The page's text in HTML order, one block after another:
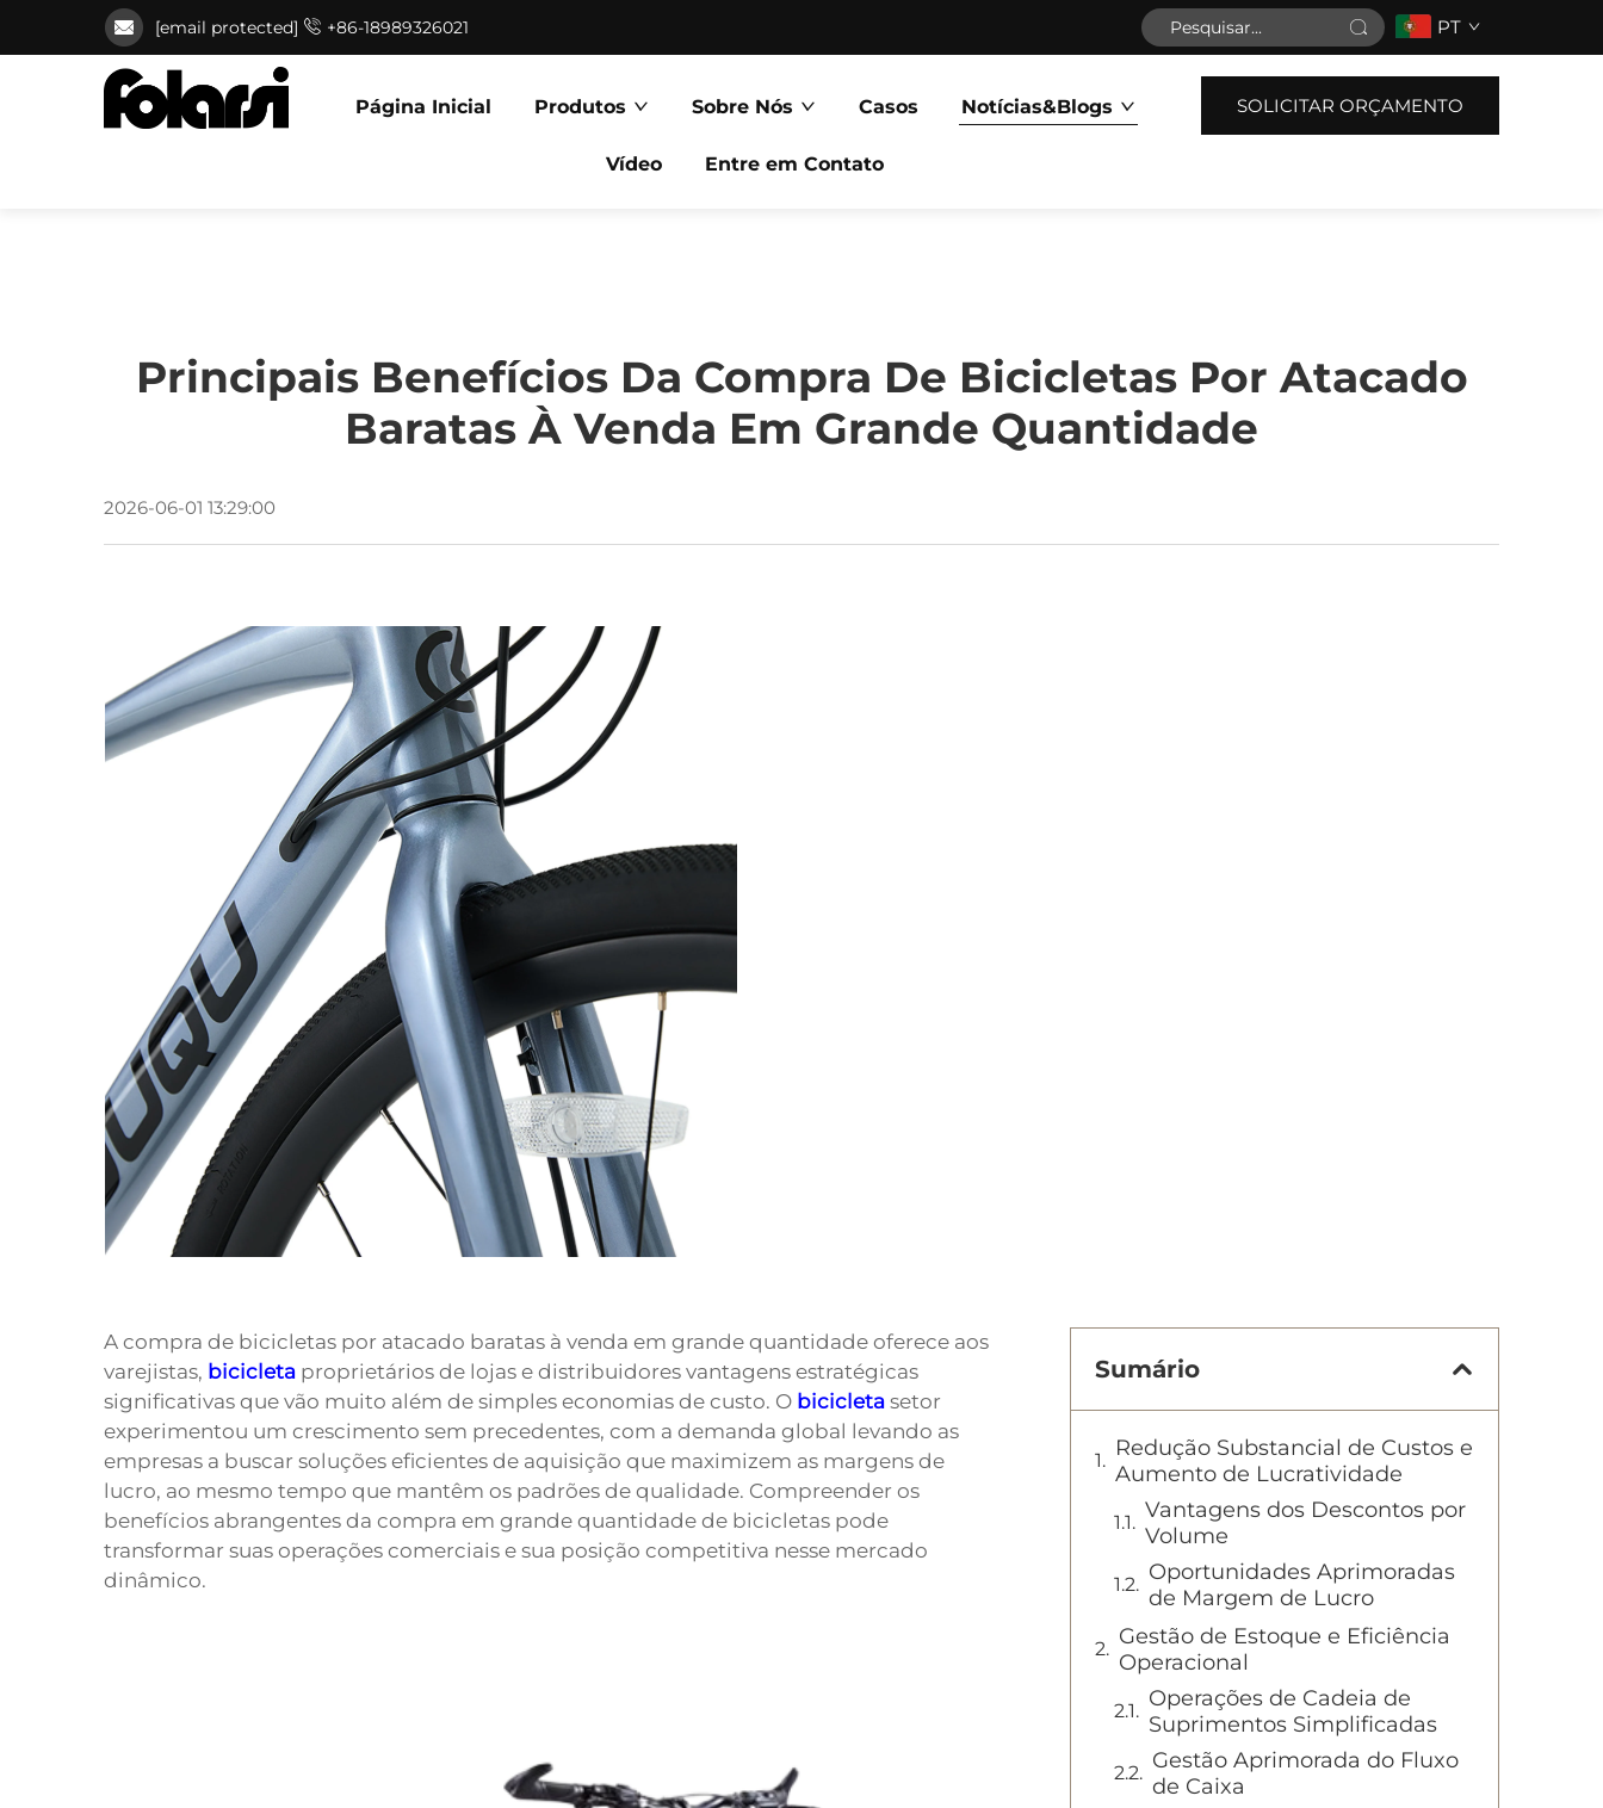
[email protected] +86-18989326021 PT
Página Inicial Produtos Sobre Nós Casos Notícias&Blogs
Vídeo Entre em Contato
SOLICITAR ORÇAMENTO
Principais Benefícios Da Compra De Bicicletas Por Atacado
Baratas À Venda Em Grande Quantidade
2026-06-01 13:29:00
A compra de bicicletas por atacado baratas à venda em grande quantidade oferece aos
varejistas, bicicleta proprietários de lojas e distribuidores vantagens estratégicas
significativas que vão muito além de simples economias de custo. O bicicleta setor
experimentou um crescimento sem precedentes, com a demanda global levando as
empresas a buscar soluções eficientes de aquisição que maximizem as margens de
lucro, ao mesmo tempo que mantêm os padrões de qualidade. Compreender os
benefícios abrangentes da compra em grande quantidade de bicicletas pode
transformar suas operações comerciais e sua posição competitiva nesse mercado
dinâmico.
Sumário
Redução Substancial de Custos e
Aumento de Lucratividade
Vantagens dos Descontos por
Volume
Oportunidades Aprimoradas
de Margem de Lucro
Gestão de Estoque e Eficiência
Operacional
Operações de Cadeia de
Suprimentos Simplificadas
Gestão Aprimorada do Fluxo
de Caixa